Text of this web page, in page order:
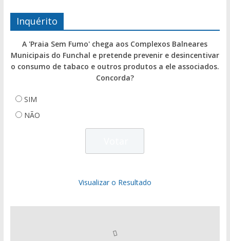
Inquérito
A 'Praia Sem Fumo' chega aos Complexos Balneares
Municipais do Funchal e pretende prevenir e desincentivar
o consumo de tabaco e outros produtos a ele associados.
Concorda?
SIM
NÃO
Visualizar o Resultado